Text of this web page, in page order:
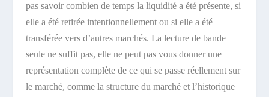
pas savoir combien de temps la liquidité a été présente, si
elle a été retirée intentionnellement ou si elle a été
transférée vers d’autres marchés. La lecture de bande
seule ne suffit pas, elle ne peut pas vous donner une
représentation complète de ce qui se passe réellement sur
le marché, comme la structure du marché et l’historique